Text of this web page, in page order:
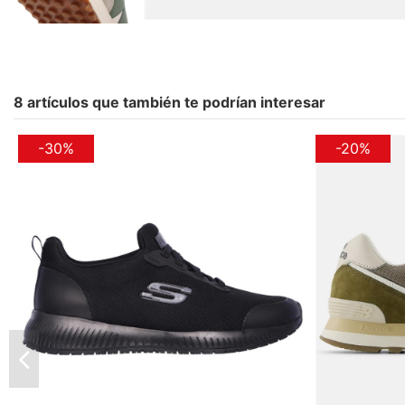
8 artículos que también te podrían interesar
-30% -20%